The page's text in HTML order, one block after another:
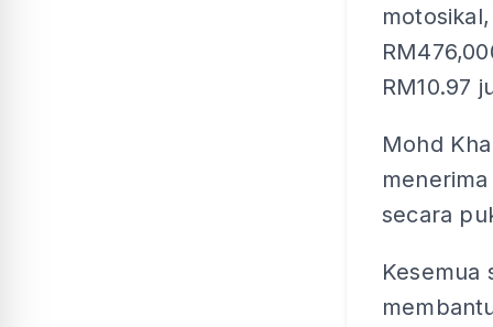
RM10.97
Mohd
secara
Kesemua